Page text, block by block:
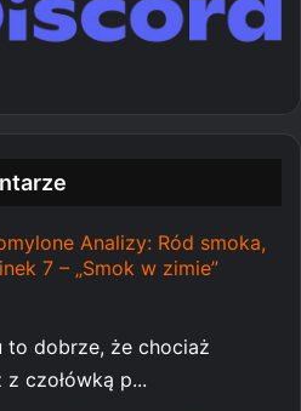
Analizy: Ród smoka,
7 – „Smok w zimie”
to dobrze, że chociaż
czołówką p...